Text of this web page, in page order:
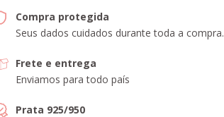
Compra protegida
Seus dados cuidados durante toda a compra.
Frete e entrega
Enviamos para todo país
Prata 925/950